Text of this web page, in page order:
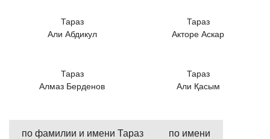
Тараз
Али Абдикул
Тараз
Акторе Аскар
Тараз
Алмаз Берденов
Тараз
Али Қасым
по фамилии и имени Тараз по имени